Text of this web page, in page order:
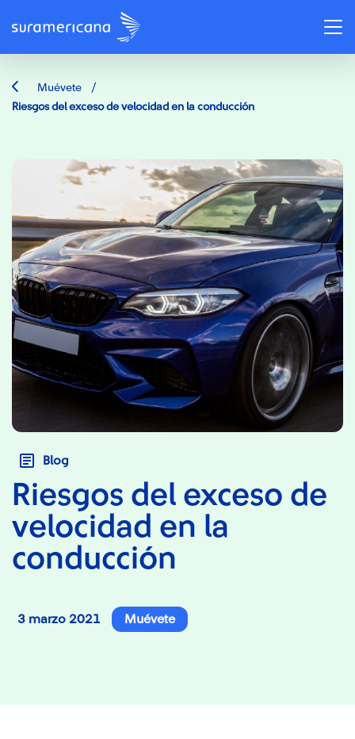
Muévete /
Riesgos del exceso de velocidad en la conducción
Blog
Riesgos del exceso de
velocidad en la
conducción
3 marzo 2021 Muévete